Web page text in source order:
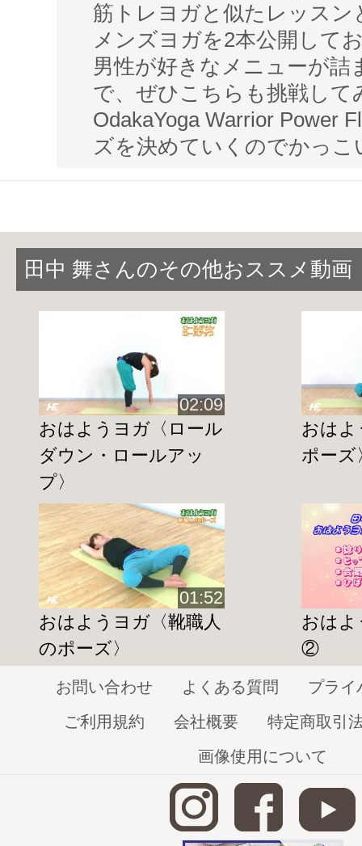
…お腹引き締め・太もも引き締め・便秘緩
YouTubeのダイジェスト動画はこちら
*～*～*～*～*～*～*～*～*～*～*～*～*～*
◆田中舞インストラクター出演動画
http://home-fitness24.jp/1372
イズです
おはようヨガ【靴職人のポーズ】
おはようヨガ【ガス抜きのポーズ】
http://home-fitness24.jp/1330
おはようヨガ【時計の針のポーズ】
http://home-fitness24.jp/1334
おはようヨガ【合蹠のポーズ】
http://home-fitness24.jp/1331
おはようヨガ【捻りのポーズ】
http://home-fitness24.jp/1327
おはようヨガ【ロールダウン・ロール
http://home-fitness24.jp/1333
おはようヨガ【ひばりのポーズ】
http://home-fitness24.jp/1332
おはようヨガ【ヒップロール】
http://home-fitness24.jp/1329
筋トレヨガと似たレッスン
メンズヨガを2本公開して
男性が好きなメニューが詰
で、ぜひこちらも挑戦し
OdakaYoga Warrior Power
ズを決めていくのでかっこ
田中 舞さんのその他おススメ動画
02:09
おはようヨガ〈ロール
ダウン・ロールアッ
プ〉
おはよ
ポーズ
01:52
おはようヨガ〈靴職人
のポーズ〉
おは
②
お問い合わせ よくある質問
プライ
ご利用規約
会社概要
特定商取引
画像使用について